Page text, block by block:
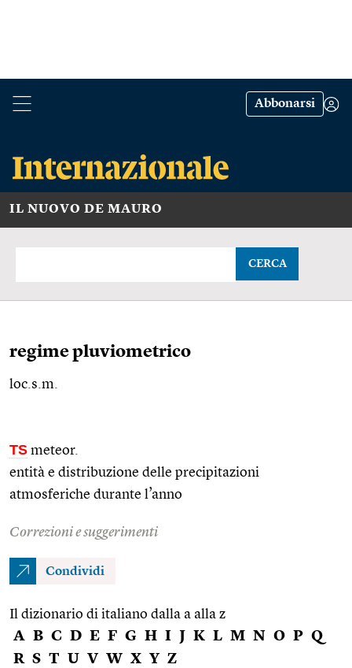
Abbonarsi
IL NUOVO DE MAURO
CERCA
regime pluviometrico
loc.s.m.
TS meteor.
entità e distribuzione delle precipitazioni
atmosferiche durante l’anno
Correzioni e suggerimenti
Condividi
Il dizionario di italiano dalla a alla z
A B C D E F G H I J K L M N O P Q
R S T U V W X Y Z